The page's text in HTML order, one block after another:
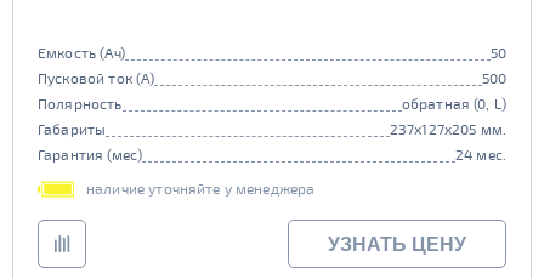
Емкость (Ач)
50
Пусковой ток (А)
500
Полярность
обратная (0, L)
Габариты
237x127x205 мм.
Гарантия (мес)
24 мес.
наличие уточняйте у менеджера
УЗНАТЬ ЦЕНУ